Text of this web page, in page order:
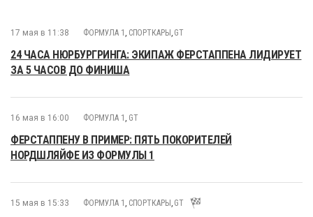
17 мая в 11:38 ФОРМУЛА 1 , СПОРТКАРЫ , GT
24 ЧАСА НЮРБУРГРИНГА: ЭКИПАЖ ФЕРСТАППЕНА ЛИДИРУЕТ
ЗА 5 ЧАСОВ ДО ФИНИША
16 мая в 16:00 ФОРМУЛА 1 , GT
ФЕРСТАППЕНУ В ПРИМЕР: ПЯТЬ ПОКОРИТЕЛЕЙ
НОРДШЛЯЙФЕ ИЗ ФОРМУЛЫ 1
15 мая в 15:33 ФОРМУЛА 1 , СПОРТКАРЫ , GT